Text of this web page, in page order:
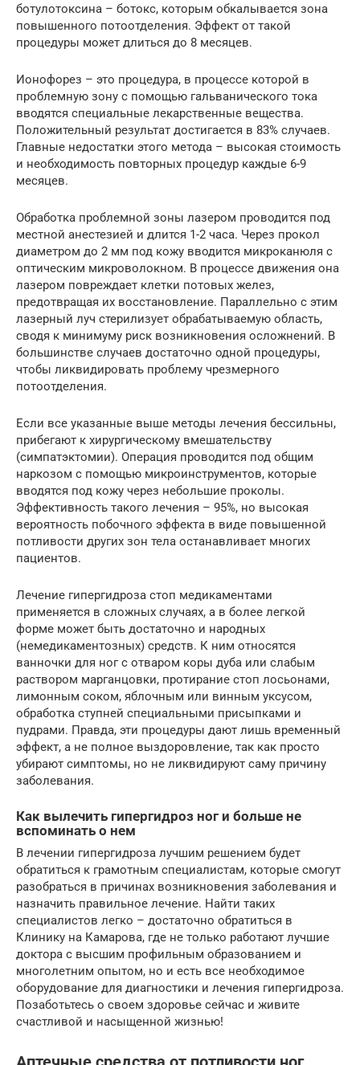
ботулотоксина – ботокс, которым обкалывается зона
повышенного потоотделения. Эффект от такой
процедуры может длиться до 8 месяцев.
Ионофорез – это процедура, в процессе которой в
проблемную зону с помощью гальванического тока
вводятся специальные лекарственные вещества.
Положительный результат достигается в 83% случаев.
Главные недостатки этого метода – высокая стоимость
и необходимость повторных процедур каждые 6-9
месяцев.
Обработка проблемной зоны лазером проводится под
местной анестезией и длится 1-2 часа. Через прокол
диаметром до 2 мм под кожу вводится микроканюля с
оптическим микроволокном. В процессе движения она
лазером повреждает клетки потовых желез,
предотвращая их восстановление. Параллельно с этим
лазерный луч стерилизует обрабатываемую область,
сводя к минимуму риск возникновения осложнений. В
большинстве случаев достаточно одной процедуры,
чтобы ликвидировать проблему чрезмерного
потоотделения.
Если все указанные выше методы лечения бессильны,
прибегают к хирургическому вмешательству
(симпатэктомии). Операция проводится под общим
наркозом с помощью микроинструментов, которые
вводятся под кожу через небольшие проколы.
Эффективность такого лечения – 95%, но высокая
вероятность побочного эффекта в виде повышенной
потливости других зон тела останавливает многих
пациентов.
Лечение гипергидроза стоп медикаментами
применяется в сложных случаях, а в более легкой
форме может быть достаточно и народных
(немедикаментозных) средств. К ним относятся
ванночки для ног с отваром коры дуба или слабым
раствором марганцовки, протирание стоп лосьонами,
лимонным соком, яблочным или винным уксусом,
обработка ступней специальными присыпками и
пудрами. Правда, эти процедуры дают лишь временный
эффект, а не полное выздоровление, так как просто
убирают симптомы, но не ликвидируют саму причину
заболевания.
Как вылечить гипергидроз ног и больше не
вспоминать о нем
В лечении гипергидроза лучшим решением будет
обратиться к грамотным специалистам, которые смогут
разобраться в причинах возникновения заболевания и
назначить правильное лечение. Найти таких
специалистов легко – достаточно обратиться в
Клинику на Камарова, где не только работают лучшие
доктора с высшим профильным образованием и
многолетним опытом, но и есть все необходимое
оборудование для диагностики и лечения гипергидроза.
Позаботьтесь о своем здоровье сейчас и живите
счастливой и насыщенной жизнью!